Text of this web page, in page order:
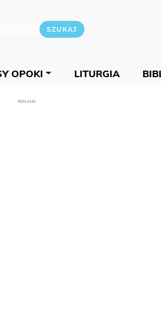
OPOKI LITURGIA
REKLAMA